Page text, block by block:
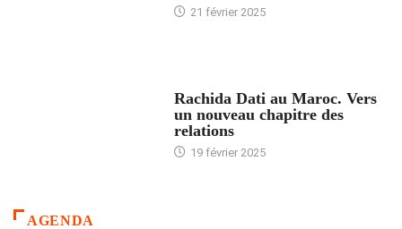
21 février 2025
Rachida Dati au Maroc. Vers
un nouveau chapitre des
relations
19 février 2025
AGENDA